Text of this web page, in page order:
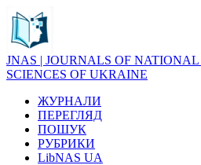
JNAS | JOURNALS OF
SCIENCES OF UKRAINE
ЖУРНАЛИ
ПЕРЕГЛЯД
ПОШУК
РУБРИКИ
LibNAS UA